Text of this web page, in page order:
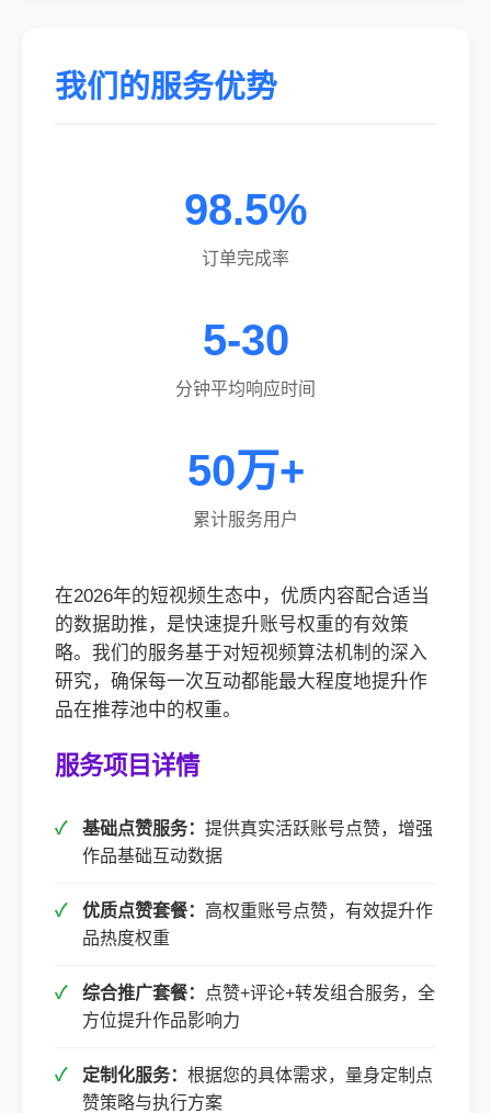
我们的服务优势
98.5%
订单完成率
5-30
分钟平均响应时间
50万+
累计服务用户
在2026年的短视频生态中，优质内容配合适当
的数据助推，是快速提升账号权重的有效策
略。我们的服务基于对短视频算法机制的深入
研究，确保每一次互动都能最大程度地提升作
品在推荐池中的权重。
服务项目详情
基础点赞服务： 提供真实活跃账号点赞，增强
作品基础互动数据
优质点赞套餐： 高权重账号点赞，有效提升作
品热度权重
综合推广套餐：
点赞+评论+转发组合服务，全
方位提升作品影响力
定制化服务： 根据您的具体需求，量身定制点
赞策略与执行方案